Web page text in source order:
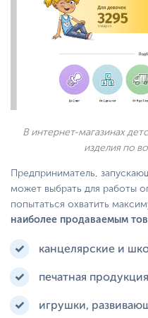
В интернет-магазинах
изделия по
Предприниматель,
может выбрать для работы
попытаться охватить
наиболее продаваемым
канцелярские и
печатная
игрушки,